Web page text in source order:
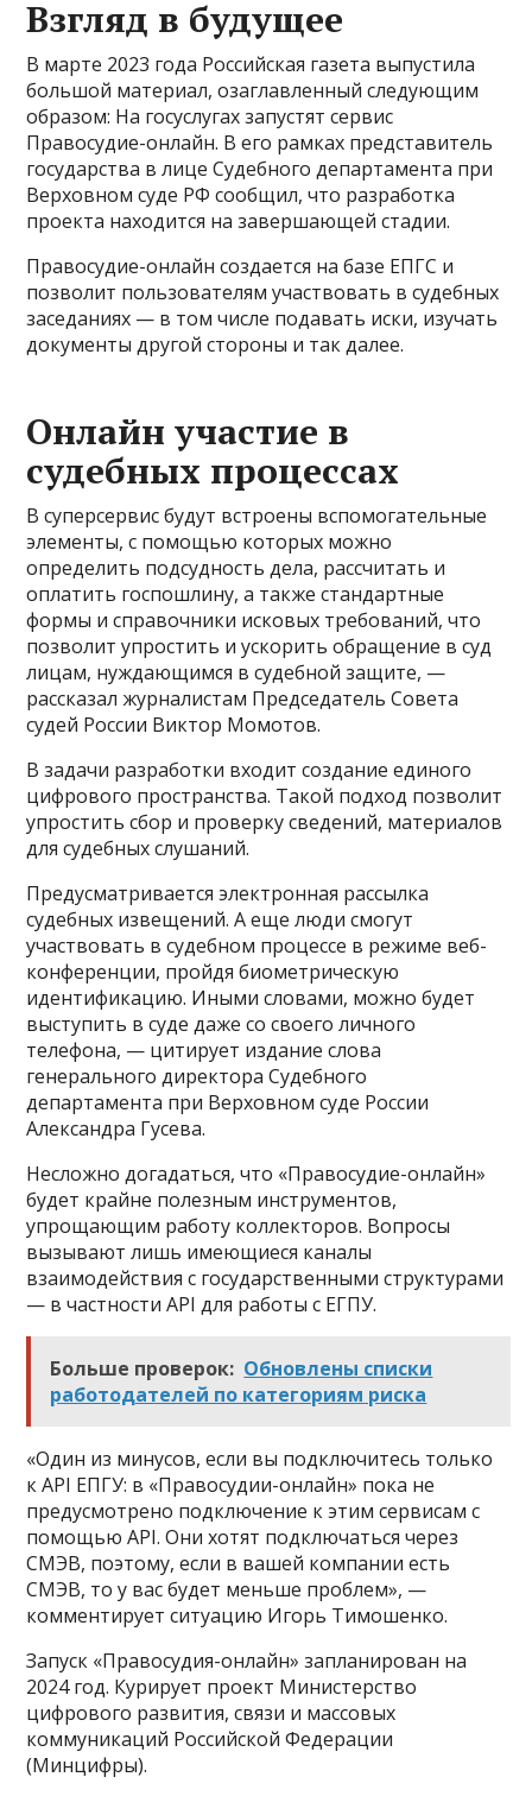
Взгляд в будущее
В марте 2023 года Российская газета выпустила
большой материал, озаглавленный следующим
образом: На госуслугах запустят сервис
Правосудие-онлайн. В его рамках представитель
государства в лице Судебного департамента при
Верховном суде РФ сообщил, что разработка
проекта находится на завершающей стадии.
Правосудие-онлайн создается на базе ЕПГС и
позволит пользователям участвовать в судебных
заседаниях — в том числе подавать иски, изучать
документы другой стороны и так далее.
Онлайн участие в
судебных процессах
В суперсервис будут встроены вспомогательные
элементы, с помощью которых можно
определить подсудность дела, рассчитать и
оплатить госпошлину, а также стандартные
формы и справочники исковых требований, что
позволит упростить и ускорить обращение в суд
лицам, нуждающимся в судебной защите, —
рассказал журналистам Председатель Совета
судей России Виктор Момотов.
В задачи разработки входит создание единого
цифрового пространства. Такой подход позволит
упростить сбор и проверку сведений, материалов
для судебных слушаний.
Предусматривается электронная рассылка
судебных извещений. А еще люди смогут
участвовать в судебном процессе в режиме веб-
конференции, пройдя биометрическую
идентификацию. Иными словами, можно будет
выступить в суде даже со своего личного
телефона, — цитирует издание слова
генерального директора Судебного
департамента при Верховном суде России
Александра Гусева.
Несложно догадаться, что «Правосудие-онлайн»
будет крайне полезным инструментов,
упрощающим работу коллекторов. Вопросы
вызывают лишь имеющиеся каналы
взаимодействия с государственными структурами
— в частности API для работы с ЕГПУ.
Больше проверок: Обновлены списки
работодателей по категориям риска
«Один из минусов, если вы подключитесь только
к API ЕПГУ: в «Правосудии-онлайн» пока не
предусмотрено подключение к этим сервисам с
помощью API. Они хотят подключаться через
СМЭВ, поэтому, если в вашей компании есть
СМЭВ, то у вас будет меньше проблем», —
комментирует ситуацию Игорь Тимошенко.
Запуск «Правосудия-онлайн» запланирован на
2024 год. Курирует проект Министерство
цифрового развития, связи и массовых
коммуникаций Российской Федерации
(Минцифры).